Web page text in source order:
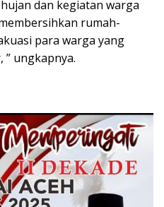
dan kegiatan warga
rumah-
para warga yang
ungkapnya.